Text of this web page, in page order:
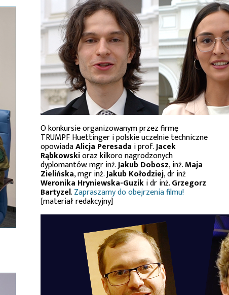
O konkursie organizowanym przez firmę
TRUMPF Huettinger i polskie uczelnie techniczne
opowiadaAlicja Peresada i prof.Jacek
Rąbkowskioraz kilkoro nagrodzonych
dyplomantów: mgr inż.Jakub Dobosz, inż.Maja
Zielińska, mgr inż.Jakub Kołodziej, dr inż
Weronika Hryniewska-Guziki dr inż.Grzegorz
Bartyzel.Zapraszamy do obejrzenia filmu!
[materiał redakcyjny]